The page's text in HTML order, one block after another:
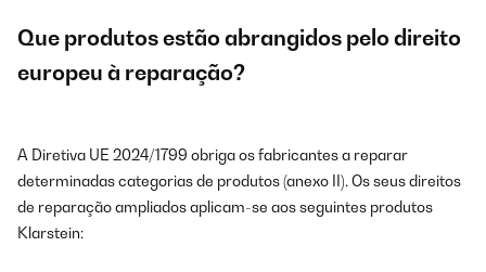
Que produtos estão abrangidos pelo direito
europeu à reparação?
A Diretiva UE 2024/1799 obriga os fabricantes a reparar
determinadas categorias de produtos (anexo II). Os seus direitos
de reparação ampliados aplicam-se aos seguintes produtos
Klarstein: